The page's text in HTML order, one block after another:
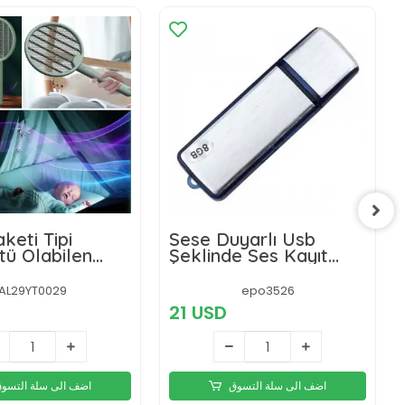
Tipi
Olabilen
اضف الى سلة
Sese Duyarlı Usb
Şeklinde Ses Kayıt
Cihazı 8 Gb
epo3526
21 USD
اضف الى سلة التسوق